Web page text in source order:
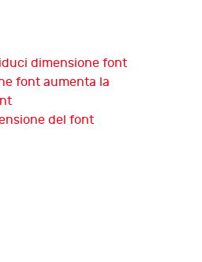
dimensione font
aumenta la